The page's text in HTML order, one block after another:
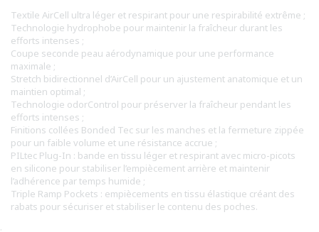
Textile AirCell ultra léger et respirant pour une respirabilité extrême ;
Technologie hydrophobe pour maintenir la fraîcheur durant les
efforts intenses ;
Coupe seconde peau aérodynamique pour une performance
maximale ;
Stretch bidirectionnel d’AirCell pour un ajustement anatomique et un
maintien optimal ;
Technologie odorControl pour préserver la fraîcheur pendant les
efforts intenses ;
Finitions collées Bonded Tec sur les manches et la fermeture zippée
pour un faible volume et une résistance accrue ;
PILtec Plug-In : bande en tissu léger et respirant avec micro-picots
en silicone pour stabiliser l’empiècement arrière et maintenir
l’adhérence par temps humide ;
Triple Ramp Pockets : empiècements en tissu élastique créant des
rabats pour sécuriser et stabiliser le contenu des poches.